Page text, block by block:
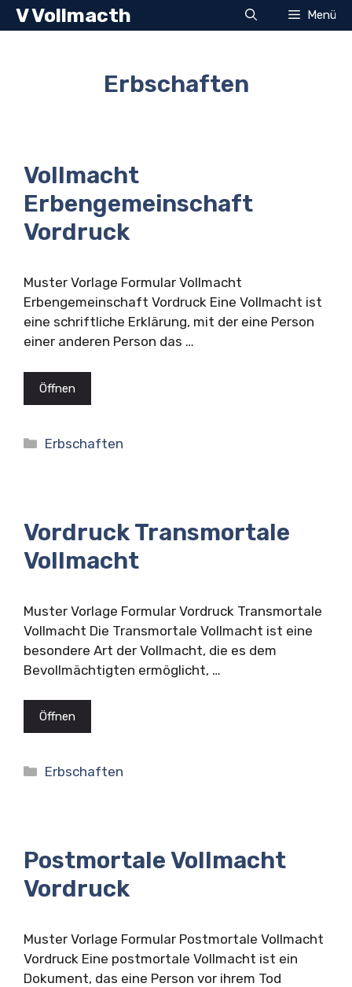
Zum
Inhalt
V Vollmacth Menü
Erbschaften
Vollmacht
Erbengemeinschaft
Vordruck
Muster Vorlage Formular Vollmacht
Erbengemeinschaft Vordruck Eine Vollmacht ist
eine schriftliche Erklärung, mit der eine Person
einer anderen Person das …
Öffnen
Kategorien
Erbschaften
Vordruck Transmortale
Vollmacht
Muster Vorlage Formular Vordruck Transmortale
Vollmacht Die Transmortale Vollmacht ist eine
besondere Art der Vollmacht, die es dem
Bevollmächtigten ermöglicht, …
Öffnen
Kategorien
Erbschaften
Postmortale Vollmacht
Vordruck
Muster Vorlage Formular Postmortale Vollmacht
Vordruck Eine postmortale Vollmacht ist ein
Dokument, das eine Person vor ihrem Tod